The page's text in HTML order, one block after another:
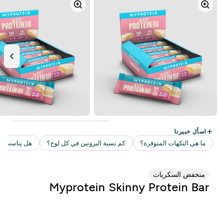
منخفض السكريات
Myprotein Skinny Protein Bar